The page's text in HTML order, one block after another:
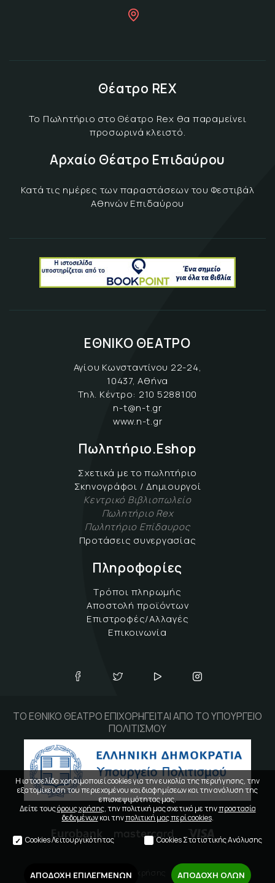
Θέατρο REX
Το Πωλητήριο στο Θέατρο Rex θα παραμείνει
προσωρινά κλειστό.
Αρχαίο Θέατρο Επιδαύρου
Κατά τις ημέρες των παραστάσεων του Φεστιβάλ
Αθηνών Επιδαύρου
ΕΘΝΙΚΟ ΘΕΑΤΡΟ
Αγίου Κωνσταντίνου 22-24,
10437, Αθήνα
Τηλ. Κέντρο: 210 5288100
n-t@n-t.gr
www.n-t.gr
Πωλητήριο.Eshop
Σχετικά με το πωλητήριο
Σκηνογράφοι / Δημιουργοί
Κεντρικό Βιβλιοπωλείο
Πωλητήριο Rex
Πωλητήριο Επίδαυρος
Προτάσεις συνεργασίας
Πληροφορίες
Τρόποι πληρωμής
Αποστολή προϊόντων
Επιστροφές/Αλλαγές
Επικοινωνία
ΤΟ ΕΘΝΙΚΟ ΘΕΑΤΡΟ ΕΠΙΧΟΡΗΓΕΙΤΑΙ ΑΠΟ ΤΟ ΥΠΟΥΡΓΕΙΟ
ΠΟΛΙΤΙΣΜΟΥ
Όροι χρήσης
Η ιστοσελίδα χρησιμοποιεί cookies για την ευκολία της περιήγησης, την
εξατομίκευση του περιεχομένου και διαφημίσεων και την ανάλυση της
επισκεψιμότητας μας.
Δείτε τουςόρους χρήσης, την πολιτική μας σχετικά με τηνπροστασία
δεδομένωνκαι τηνπολιτική μας περί cookies.
Cookies Λειτουργικότητας Cookies Στατιστικής Ανάλυσης
ΑΠΟΔΟΧΗ ΕΠΙΛΕΓΜΕΝΩΝ ΑΠΟΔΟΧΗ ΟΛΩΝ